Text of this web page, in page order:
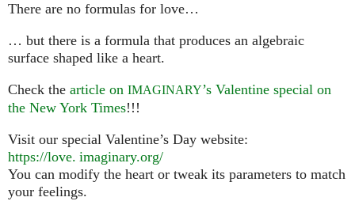
There are no formulas for love…
… but there is a formula that produces an algebraic
surface shaped like a heart.
Check the article on IMAGINARY’s Valentine special on
the New York Times!!!
Visit our special Valentine’s Day website:
https://love. imaginary.org/
You can modify the heart or tweak its parameters to match
your feelings.